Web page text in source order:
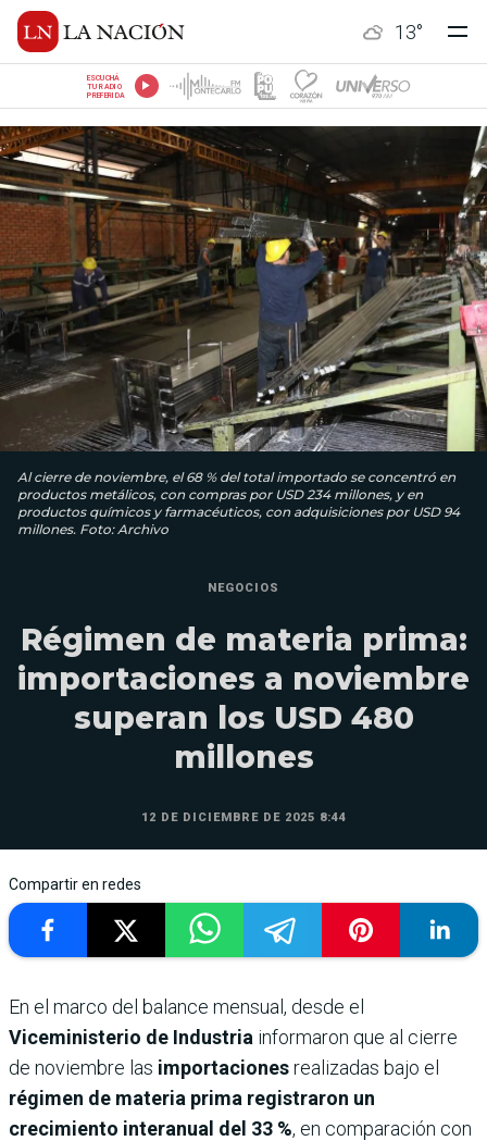
13°
ESCUCHÁ
TU RADIO
PREFERIDA
Al cierre de noviembre, el 68 % del total importado se concentró en
productos metálicos, con compras por USD 234 millones, y en
productos químicos y farmacéuticos, con adquisiciones por USD 94
millones. Foto: Archivo
NEGOCIOS
Régimen de materia prima:
importaciones a noviembre
superan los USD 480
millones
12 DE DICIEMBRE DE 2025 8:44
Compartir en redes
En el marco del balance mensual, desde el
Viceministerio de Industria informaron que al cierre
de noviembre las importacionesrealizadas bajo el
régimen de materia prima registraron un
crecimiento interanual del 33 %, en comparación con